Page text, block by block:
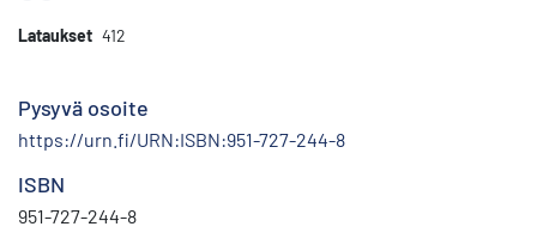
Lataukset 412
Pysyvä osoite
https://urn.fi/URN:ISBN:951-727-244-8
ISBN
951-727-244-8